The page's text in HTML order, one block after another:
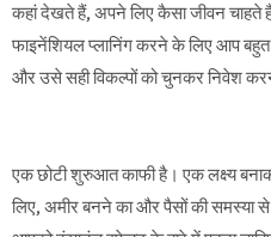
कहां देखते हैं, अपने लिए कैसा जीवन
फाइनेंशियल प्लानिंग करने के लिए आप
और उसे सही विकल्पों को चुनकर निवेश
एक छोटी शुरुआत काफी है। एक लक्ष्य
लिए, अमीर बनने का और पैसों की समस्या से